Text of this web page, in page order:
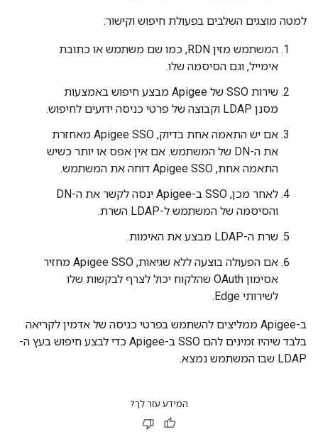
למטה מוצגים השלבים בפעולת חיפוש וקישור:
המשתמש מזין RDN, כמו שם משתמש או כתובת
אימייל, וגם הסיסמה שלו.
שירות SSO של Apigee מבצע חיפוש באמצעות
מסנן LDAP וקבוצה של פרטי כניסה ידועים לחיפוש.
אם יש התאמה אחת בדיוק, Apigee SSO מאחזרת
את ה-DN של המשתמש. אם אין אפס או יותר כשיש
התאמה אחת, Apigee SSO דוחה את המשתמש.
לאחר מכן, SSO ב-Apigee ינסה לקשר את ה-DN
והסיסמה של המשתמש ל-LDAP השרת.
שרת ה-LDAP מבצע את האימות.
אם הפעולה בוצעה ללא שגיאות, Apigee SSO מחזיר
אסימון OAuth שהלקוח יכול לצרף לבקשות שלו
לשירותי Edge.
ב-Apigee ממליצים להשתמש בפרטי כניסה של אדמין לקריאה
בלבד שיהיו זמינים להם SSO ב-Apigee כדי לבצע חיפוש בעץ ה-
LDAP שבו המשתמש נמצא.
המידע עזר לך?